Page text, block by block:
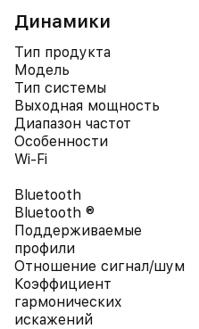
Динамики
Тип продукта
Модель
Тип системы
Выходная мощность
Диапазон частот
Особенности
Wi-Fi
Bluetooth
Bluetooth ®
Поддерживаемые
профили
Отношение сигнал/шум
Коэффициент
гармонических
искажений